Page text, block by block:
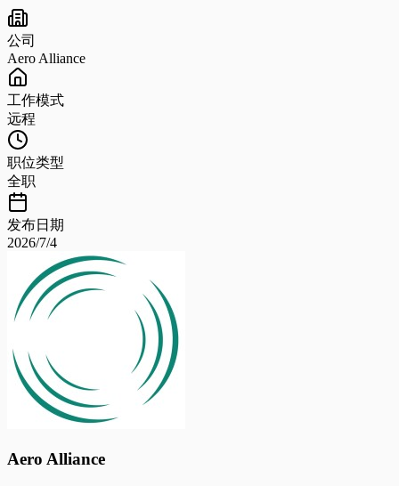
公司
Aero Alliance
工作模式
远程
职位类型
全职
发布日期
2026/7/4
Aero Alliance